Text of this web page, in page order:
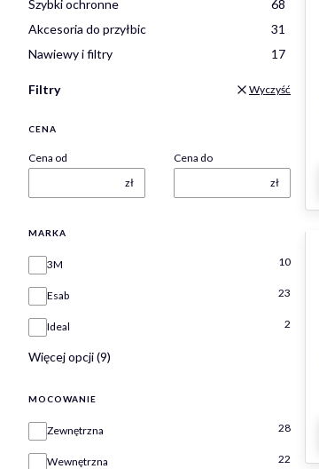
Szybki ochronne
68
Akcesoria do przyłbic
31
Nawiewy i filtry
17
Filtry Wyczyść
CENA
Cena od
zł
Cena do
zł
MARKA
Marka
3M 10
Esab 23
Ideal 2
Więcej opcji (9)
MOCOWANIE
Mocowanie
Zewnętrzna 28
Wewnętrzna 22